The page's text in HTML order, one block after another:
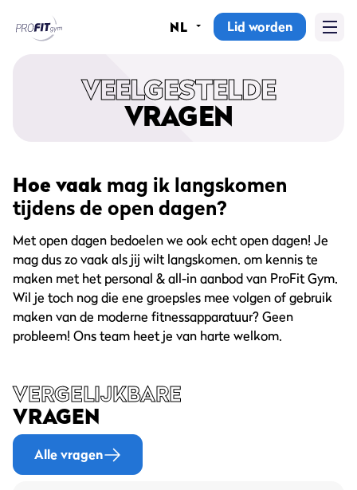
Sportscholen
Abonnementen
Groepslessen
Lesrooster
Alle groepslessen
Waarom ProFit Gym
NL Lid worden
VEELGESTELDE
VRAGEN
Hoe vaakmag ik langskomen
tijdens de open dagen?
Met open dagen bedoelen we ook echt open dagen! Je
mag dus zo vaak als jij wilt langskomen. om kennis te
maken met het personal & all-in aanbod van ProFit Gym.
Wil je toch nog die ene groepsles mee volgen of gebruik
maken van de moderne fitnessapparatuur? Geen
probleem! Ons team heet je van harte welkom.
VERGELIJKBARE
VRAGEN
Alle vragen